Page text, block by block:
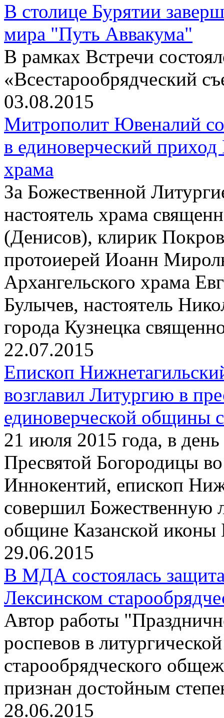
В столице Бурятии
мира "Путь Аввакума"
В рамках Встречи
«Всестарообрядческий
03.08.2015
Митрополит Ювеналий
в единоверческий
храма
За Божественной
настоятель храма
(Денисов), клирик
протоиерей Иоанн
Архангельского храма
Булычев, настоятель
города Кузнецка
22.07.2015
Епископ
возглавил Литургию в
единоверческой общины
21 июля 2015 года, в
Пресвятой Богородицы
Иннокентий, епископ
совершил Божественную
общине Казанской
29.06.2015
В МДА состоялась
Лексинском
Автор работы
роспевов в
старообрядческого
признан достойным
28.06.2015